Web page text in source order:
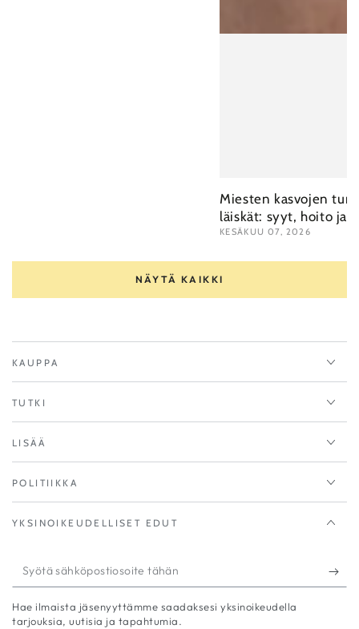
Miesten kasvojen
läiskät: syyt, hoito ja
KESÄKUU 07, 2026
NÄYTÄ KAIKKI
KAUPPA
TUTKI
LISÄÄ
POLITIIKKA
YKSINOIKEUDELLISET EDUT
Syötä
sähköpostiosoite
tähän
Hae ilmaista jäsenyyttämme saadaksesi yksinoikeudella
tarjouksia, uutisia ja tapahtumia.